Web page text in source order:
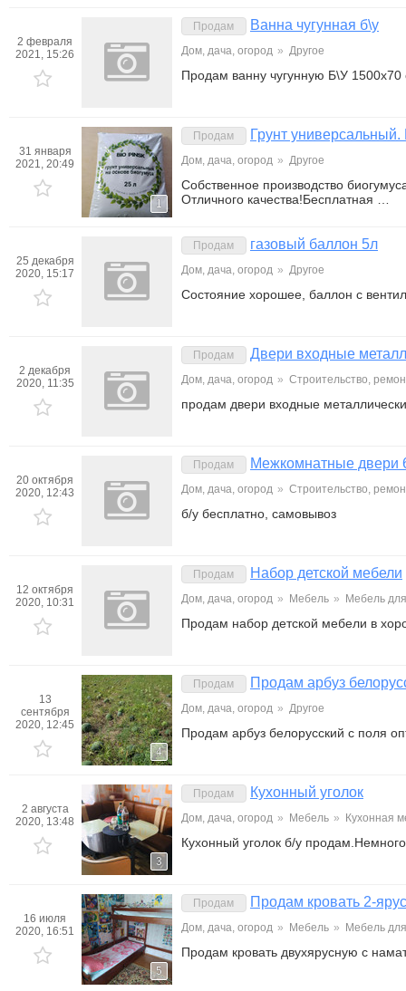
2 февраля
2021, 15:26
Продам Ванна чугунная б\у
Дом, дача, огород » Другое
Продам ванну чугунную Б\У
31 января
2021, 20:49
1
Продам Грунт универсальный.
Дом, дача, огород » Другое
Собственное производство
Отличного качества!Бесплатная …
25 декабря
2020, 15:17
Продам газовый баллон 5л
Дом, дача, огород » Другое
Состояние хорошее, баллон с
2 декабря
2020, 11:35
Продам Двери входные
Дом, дача, огород » Строительство,
продам двери входные
20 октября
2020, 12:43
Продам Межкомнатные двери
Дом, дача, огород » Строительство,
б/у бесплатно, самовывоз
12 октября
2020, 10:31
Продам Набор детской мебели
Дом, дача, огород » Мебель » Мебель
Продам набор детской мебели в
13
сентября
2020, 12:45
4
Продам Продам арбуз
Дом, дача, огород » Другое
Продам арбуз белорусский с поля
2 августа
2020, 13:48
3
Продам Кухонный уголок
Дом, дача, огород » Мебель » Кухонная
Кухонный уголок б/у
16 июля
2020, 16:51
5
Продам Продам кровать 2-
Дом, дача, огород » Мебель » Мебель
Продам кровать двухярусную с